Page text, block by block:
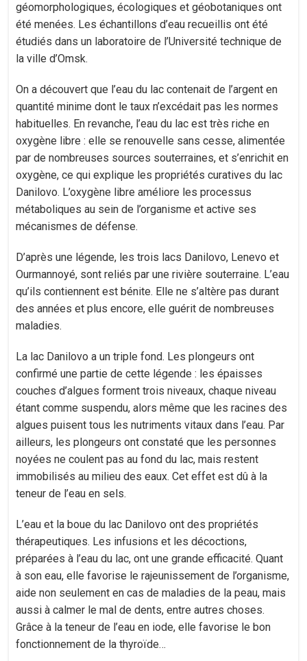
géomorphologiques, écologiques et géobotaniques ont
été menées. Les échantillons d’eau recueillis ont été
étudiés dans un laboratoire de l’Université technique de
la ville d’Omsk.
On a découvert que l’eau du lac contenait de l’argent en
quantité minime dont le taux n’excédait pas les normes
habituelles. En revanche, l’eau du lac est très riche en
oxygène libre : elle se renouvelle sans cesse, alimentée
par de nombreuses sources souterraines, et s’enrichit en
oxygène, ce qui explique les propriétés curatives du lac
Danilovo. L’oxygène libre améliore les processus
métaboliques au sein de l’organisme et active ses
mécanismes de défense.
D’après une légende, les trois lacs Danilovo, Lenevo et
Ourmannoyé, sont reliés par une rivière souterraine. L’eau
qu’ils contiennent est bénite. Elle ne s’altère pas durant
des années et plus encore, elle guérit de nombreuses
maladies.
La lac Danilovo a un triple fond. Les plongeurs ont
confirmé une partie de cette légende : les épaisses
couches d’algues forment trois niveaux, chaque niveau
étant comme suspendu, alors même que les racines des
algues puisent tous les nutriments vitaux dans l’eau. Par
ailleurs, les plongeurs ont constaté que les personnes
noyées ne coulent pas au fond du lac, mais restent
immobilisés au milieu des eaux. Cet effet est dû à la
teneur de l’eau en sels.
L’eau et la boue du lac Danilovo ont des propriétés
thérapeutiques. Les infusions et les décoctions,
préparées à l’eau du lac, ont une grande efficacité. Quant
à son eau, elle favorise le rajeunissement de l’organisme,
aide non seulement en cas de maladies de la peau, mais
aussi à calmer le mal de dents, entre autres choses.
Grâce à la teneur de l’eau en iode, elle favorise le bon
fonctionnement de la thyroïde…